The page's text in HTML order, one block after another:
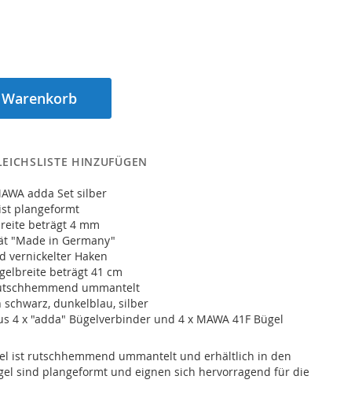
HINZUFÜGEN
adda Set silber
plangeformt
beträgt 4 mm
"Made in Germany"
vernickelter Haken
beträgt 41 cm
ummantelt
schwarz, dunkelblau, silber
4 x "adda" Bügelverbinder und 4 x MAWA 41F Bügel
ist rutschhemmend ummantelt und erhältlich in den
sind plangeformt und eignen sich hervorragend für die